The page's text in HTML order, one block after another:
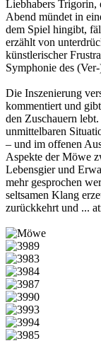
Liebhabers Trigorin,
Abend mündet in
dem Spiel hingibt,
erzählt von
künstlerischer
Symphonie des
Die Inszenierung
kommentiert und
den Zuschauern
unmittelbaren
– und im offenen
Aspekte der Möwe
Lebensgier und
mehr gesprochen
seltsamen Klang
zurückkehrt und ...